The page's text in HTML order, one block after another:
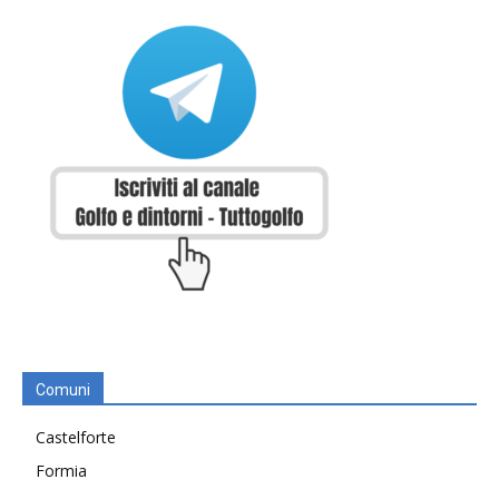
Comuni
Castelforte
Formia